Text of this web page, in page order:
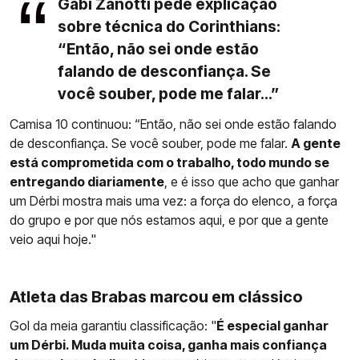
Gabi Zanotti pede explicação
sobre técnica do Corinthians:
“Então, não sei onde estão
falando de desconfiança. Se
você souber, pode me falar...”
Camisa 10 continuou: “Então, não sei onde estão falando
de desconfiança. Se você souber, pode me falar. A gente
está comprometida com o trabalho, todo mundo se
entregando diariamente, e é isso que acho que ganhar
um Dérbi mostra mais uma vez: a força do elenco, a força
do grupo e por que nós estamos aqui, e por que a gente
veio aqui hoje."
Atleta das Brabas marcou em clássico
Gol da meia garantiu classificação: "É especial ganhar
um Dérbi. Muda muita coisa, ganha mais confiança